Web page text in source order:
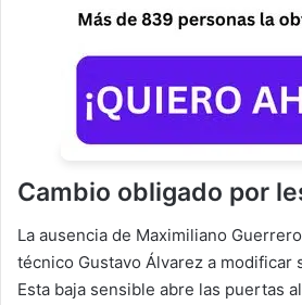
Cambio obligado por
La ausencia de Maximiliano
técnico Gustavo Álvarez a modificar
Esta baja sensible abre las puertas al